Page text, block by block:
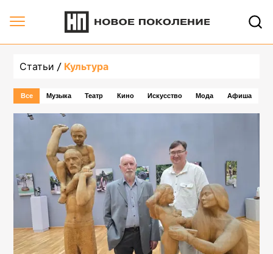
Статьи Культура
Все Музыка Театр Кино Искусство Мода Афиша